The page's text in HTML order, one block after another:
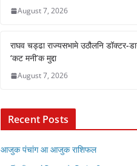
August 7, 2026
राघव चड्ढा राज्यसभामे उठौलनि डॉक्टर-
‘कट मनी’क मुद्दा
August 7, 2026
Recent Posts
आजुक पंचांग आ आजुक राशिफल